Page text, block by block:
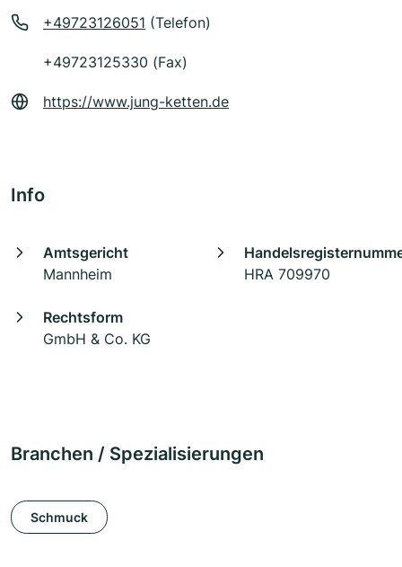
+49723126051 (Telefon)
+49723125330 (Fax)
https://www.jung-ketten.de
Info
Amtsgericht
Mannheim
HRA 709970
Rechtsform
GmbH & Co. KG
Branchen / Spezialisierungen
Schmuck